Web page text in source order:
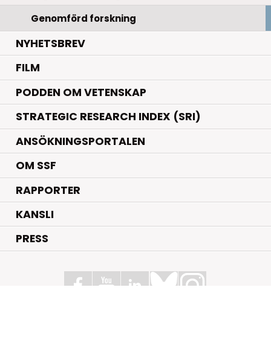
Genomförd forskning
NYHETSBREV
FILM
PODDEN OM VETENSKAP
STRATEGIC RESEARCH INDEX (SRI)
ANSÖKNINGSPORTALEN
OM SSF
RAPPORTER
KANSLI
PRESS